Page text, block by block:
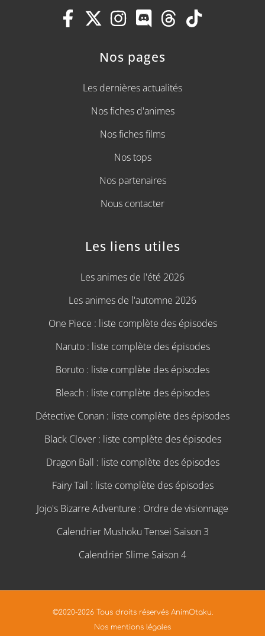
Nos pages
Les dernières actualités
Nos fiches d'animes
Nos fiches films
Nos tops
Nos partenaires
Nous contacter
Les liens utiles
Les animes de l'été 2026
Les animes de l'automne 2026
One Piece : liste complète des épisodes
Naruto : liste complète des épisodes
Boruto : liste complète des épisodes
Bleach : liste complète des épisodes
Détective Conan : liste complète des épisodes
Black Clover : liste complète des épisodes
Dragon Ball : liste complète des épisodes
Fairy Tail : liste complète des épisodes
Jojo's Bizarre Adventure : Ordre de visionnage
Calendrier Mushoku Tensei Saison 3
Calendrier Slime Saison 4
©2020-2026 Tous droits réservés AnimOtaku.
Nos mentions légales